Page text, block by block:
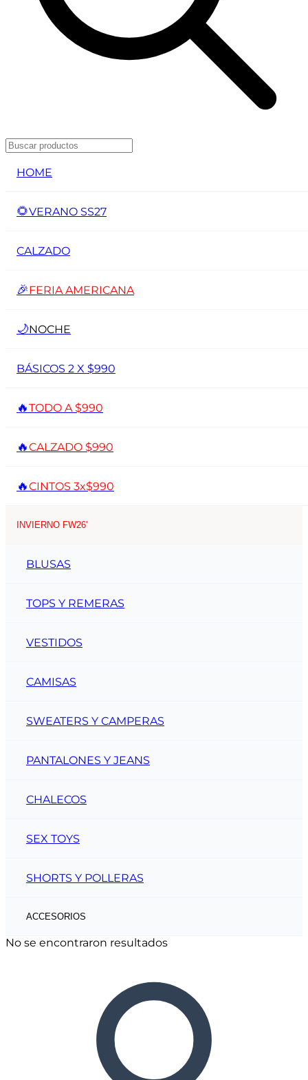
HOME
🌻VERANO SS27
CALZADO
🎉FERIA AMERICANA
🌙NOCHE
BÁSICOS 2 X $990
🔥TODO A $990
🔥CALZADO $990
🔥CINTOS 3x$990
INVIERNO FW26'
BLUSAS
TOPS Y REMERAS
VESTIDOS
CAMISAS
SWEATERS Y CAMPERAS
PANTALONES Y JEANS
CHALECOS
SEX TOYS
SHORTS Y POLLERAS
ACCESORIOS
No se encontraron resultados